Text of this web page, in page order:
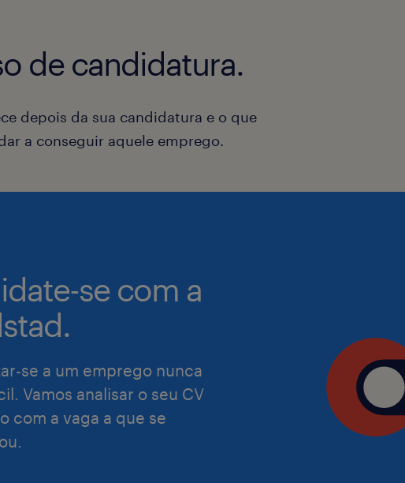
experiências.
satisfaça as
necessites de alguma
tua candidatura ou
favor, não hesites em
consultores/as de
de candidatura.
depois da sua candidatura e o que
a conseguir aquele emprego.
se com a
se a um emprego nunca
Vamos analisar o seu CV
com a vaga a que se